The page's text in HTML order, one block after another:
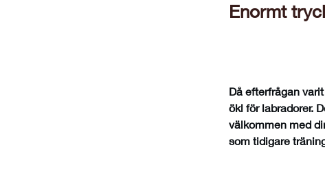
Enormt
Då efterfrågan
ökl för labradorer.
välkommen med
som tidigare